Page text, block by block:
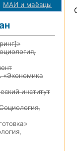
МАИ и маёвцы
»
«Экономика
институт